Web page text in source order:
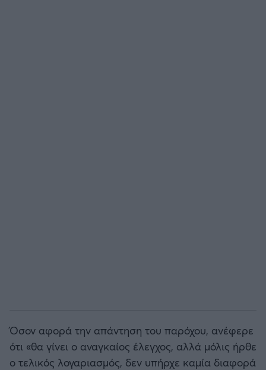
Όσον αφορά την απάντηση του παρόχου, ανέφερε
ότι «θα γίνει ο αναγκαίος έλεγχος, αλλά μόλις ήρθε
ο τελικός λογαριασμός, δεν υπήρχε καμία διαφορά